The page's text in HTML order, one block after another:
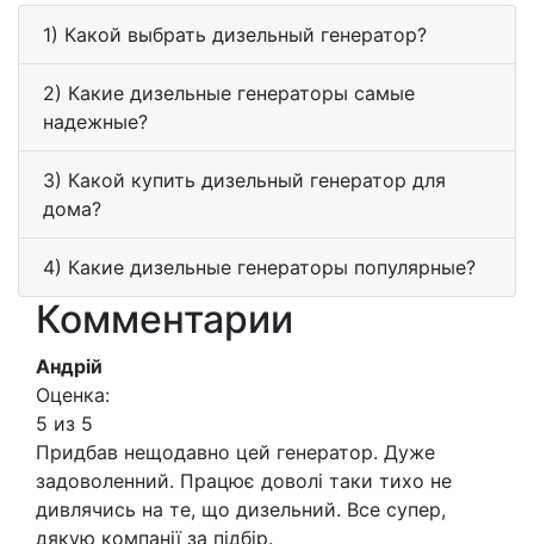
1) Какой выбрать дизельный генератор?
2) Какие дизельные генераторы самые
надежные?
3) Какой купить дизельный генератор для
дома?
4) Какие дизельные генераторы популярные?
Комментарии
Андрій
Оценка:
5 из 5
Придбав нещодавно цей генератор. Дуже
задоволенний. Працює доволі таки тихо не
дивлячись на те, що дизельний. Все супер,
дякую компанії за підбір.